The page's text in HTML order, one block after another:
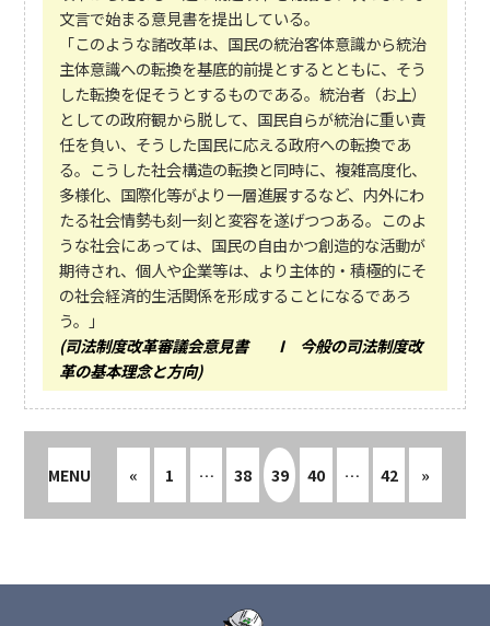
文言で始まる意見書を提出している。
「このような諸改革は、国民の統治客体意識から統治
主体意識への転換を基底的前提とするとともに、そう
した転換を促そうとするものである。統治者（お上）
としての政府観から脱して、国民自らが統治に重い責
任を負い、そうした国民に応える政府への転換であ
る。こうした社会構造の転換と同時に、複雑高度化、
多様化、国際化等がより一層進展するなど、内外にわ
たる社会情勢も刻一刻と変容を遂げつつある。このよ
うな社会にあっては、国民の自由かつ創造的な活動が
期待され、個人や企業等は、より主体的・積極的にそ
の社会経済的生活関係を形成することになるであろ
う。」
(司法制度改革審議会意見書 I 今般の司法制度改
革の基本理念と方向)
MENU « 1 … 38 39 40 … 42 »